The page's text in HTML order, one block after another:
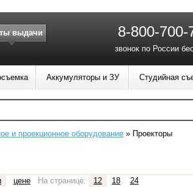
и проекционное оборудование » Проекторы
цене На странице: 12 18 24
выдачи 8-800-700-
звонок по России
Аккумуляторы и ЗУ Студийная